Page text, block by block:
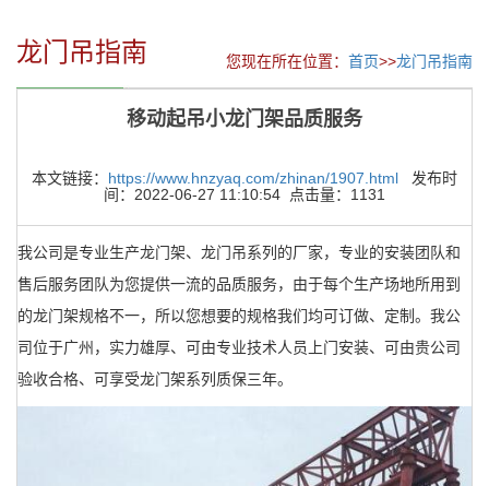
龙门吊指南 您现在所在位置： 首页>>龙门吊指南
移动起吊小龙门架品质服务
本文链接： https://www.hnzyaq.com/zhinan/1907.html 发布时
间：2022-06-27 11:10:54 点击量：1131
我公司是专业生产龙门架、龙门吊系列的厂家，专业的安装团队和
售后服务团队为您提供一流的品质服务，由于每个生产场地所用到
的龙门架规格不一，所以您想要的规格我们均可订做、定制。我公
司位于广州，实力雄厚、可由专业技术人员上门安装、可由贵公司
验收合格、可享受龙门架系列质保三年。